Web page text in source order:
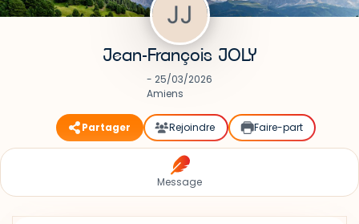
Jean-François JOLY
- 25/03/2026
Amiens
Partager Rejoindre Faire-part
Message